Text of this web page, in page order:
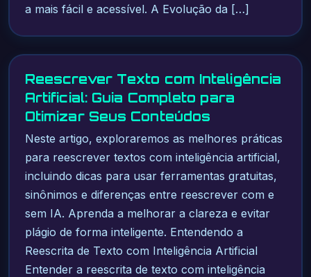
a mais fácil e acessível. A Evolução da […]
Reescrever Texto com Inteligência
Artificial: Guia Completo para
Otimizar Seus Conteúdos
Neste artigo, exploraremos as melhores práticas
para reescrever textos com inteligência artificial,
incluindo dicas para usar ferramentas gratuitas,
sinônimos e diferenças entre reescrever com e
sem IA. Aprenda a melhorar a clareza e evitar
plágio de forma inteligente. Entendendo a
Reescrita de Texto com Inteligência Artificial
Entender a reescrita de texto com inteligência